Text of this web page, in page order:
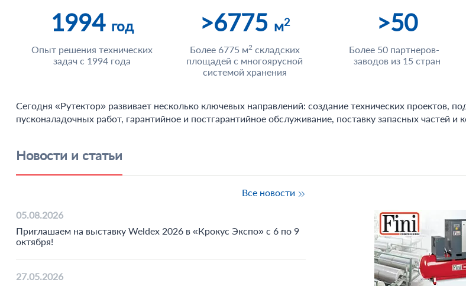
1994 год
Опыт решения технических
задач с 1994 года
>6775 м2
Более 6775 м2складских
площадей с многоярусной
системой хранения
>50
Более 50 партнеров-
заводов из 15 стран
Сегодня «Рутектор» развивает несколько ключевых направлений: создание технических проектов,
пусконаладочных работ, гарантийное и постгарантийное обслуживание, поставку запасных частей
Новости и статьи
Все новости
05.08.2026
Приглашаем на выставку Weldex 2026 в «Крокус Экспо» с 6 по 9
октября!
27.05.2026